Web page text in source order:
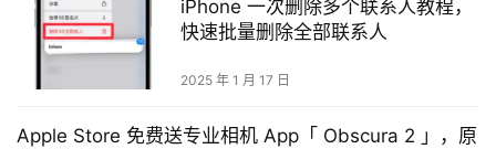
iPhone 一次删除多个联系人教程，
快速批量删除全部联系人
2025 年 1 月 17 日
Apple Store 免费送专业相机 App「 Obscura 2 」，原